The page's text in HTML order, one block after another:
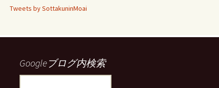
ー ー ー
示
ー
示
Tweets by SottakuninMoai
Googleブログ内検索